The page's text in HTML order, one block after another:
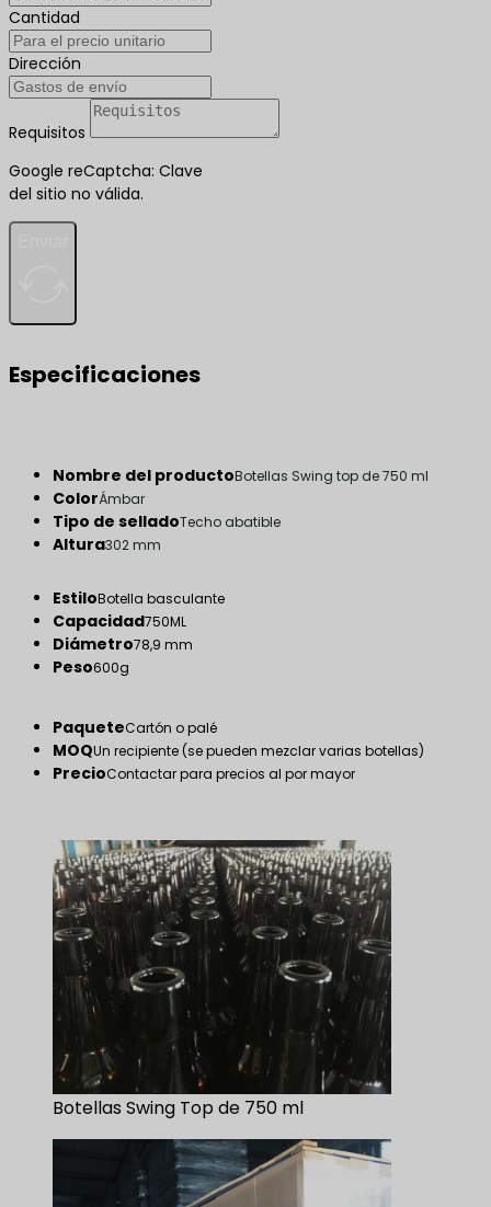
Cantidad
Dirección
Requisitos
Google reCaptcha: Clave
del sitio no válida.
Especificaciones
Nombre del productoBotellas Swing top de 750 ml
ColorÁmbar
Tipo de selladoTecho abatible
Altura302 mm
EstiloBotella basculante
Capacidad750ML
Diámetro78,9 mm
Peso600g
PaqueteCartón o palé
MOQUn recipiente (se pueden mezclar varias botellas)
PrecioContactar para precios al por mayor
Botellas Swing Top de 750 ml